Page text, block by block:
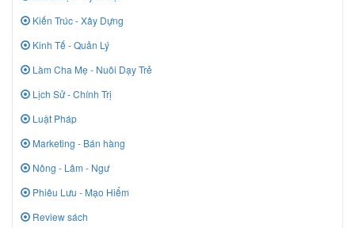
Kiến Trúc - Xây Dựng
Kinh Tế - Quản Lý
Làm Cha Mẹ - Nuôi Dạy Trẻ
Lịch Sử - Chính Trị
Luật Pháp
Marketing - Bán hàng
Nông - Lâm - Ngư
Phiêu Lưu - Mạo Hiểm
Review sách